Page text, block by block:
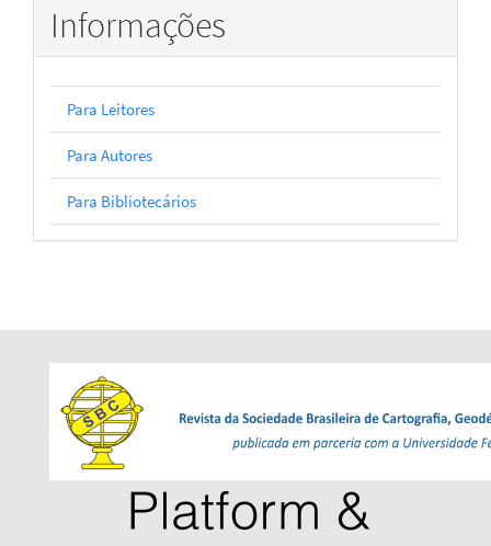
Informações
Para Leitores
Para Autores
Para Bibliotecários